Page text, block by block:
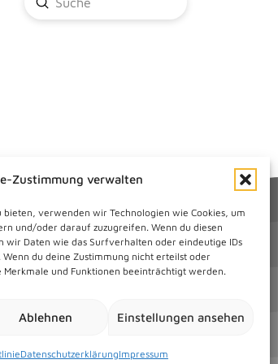
Zustimmung verwalten
bieten, verwenden wir Technologien wie Cookies, um
und/oder darauf zuzugreifen. Wenn du diesen
wir Daten wie das Surfverhalten oder eindeutige IDs
du deine Zustimmung nicht erteilst oder
Merkmale und Funktionen beeinträchtigt werden.
Ablehnen Einstellungen ansehen
DatenschutzerklärungImpressum
Search